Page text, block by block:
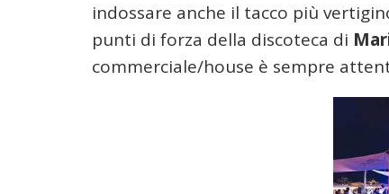
indossare anche il tacco più
punti di forza della discoteca di
commerciale/house è sempre